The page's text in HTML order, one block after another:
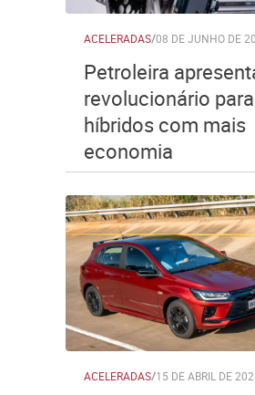
ACELERADAS/08 DE JUNHO DE
Petroleira
revolucionário para
híbridos com mais
economia
ACELERADAS/15 DE ABRIL DE